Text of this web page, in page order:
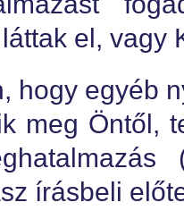
el, vagy
hogy egyéb
meg Öntől,
írásbeli